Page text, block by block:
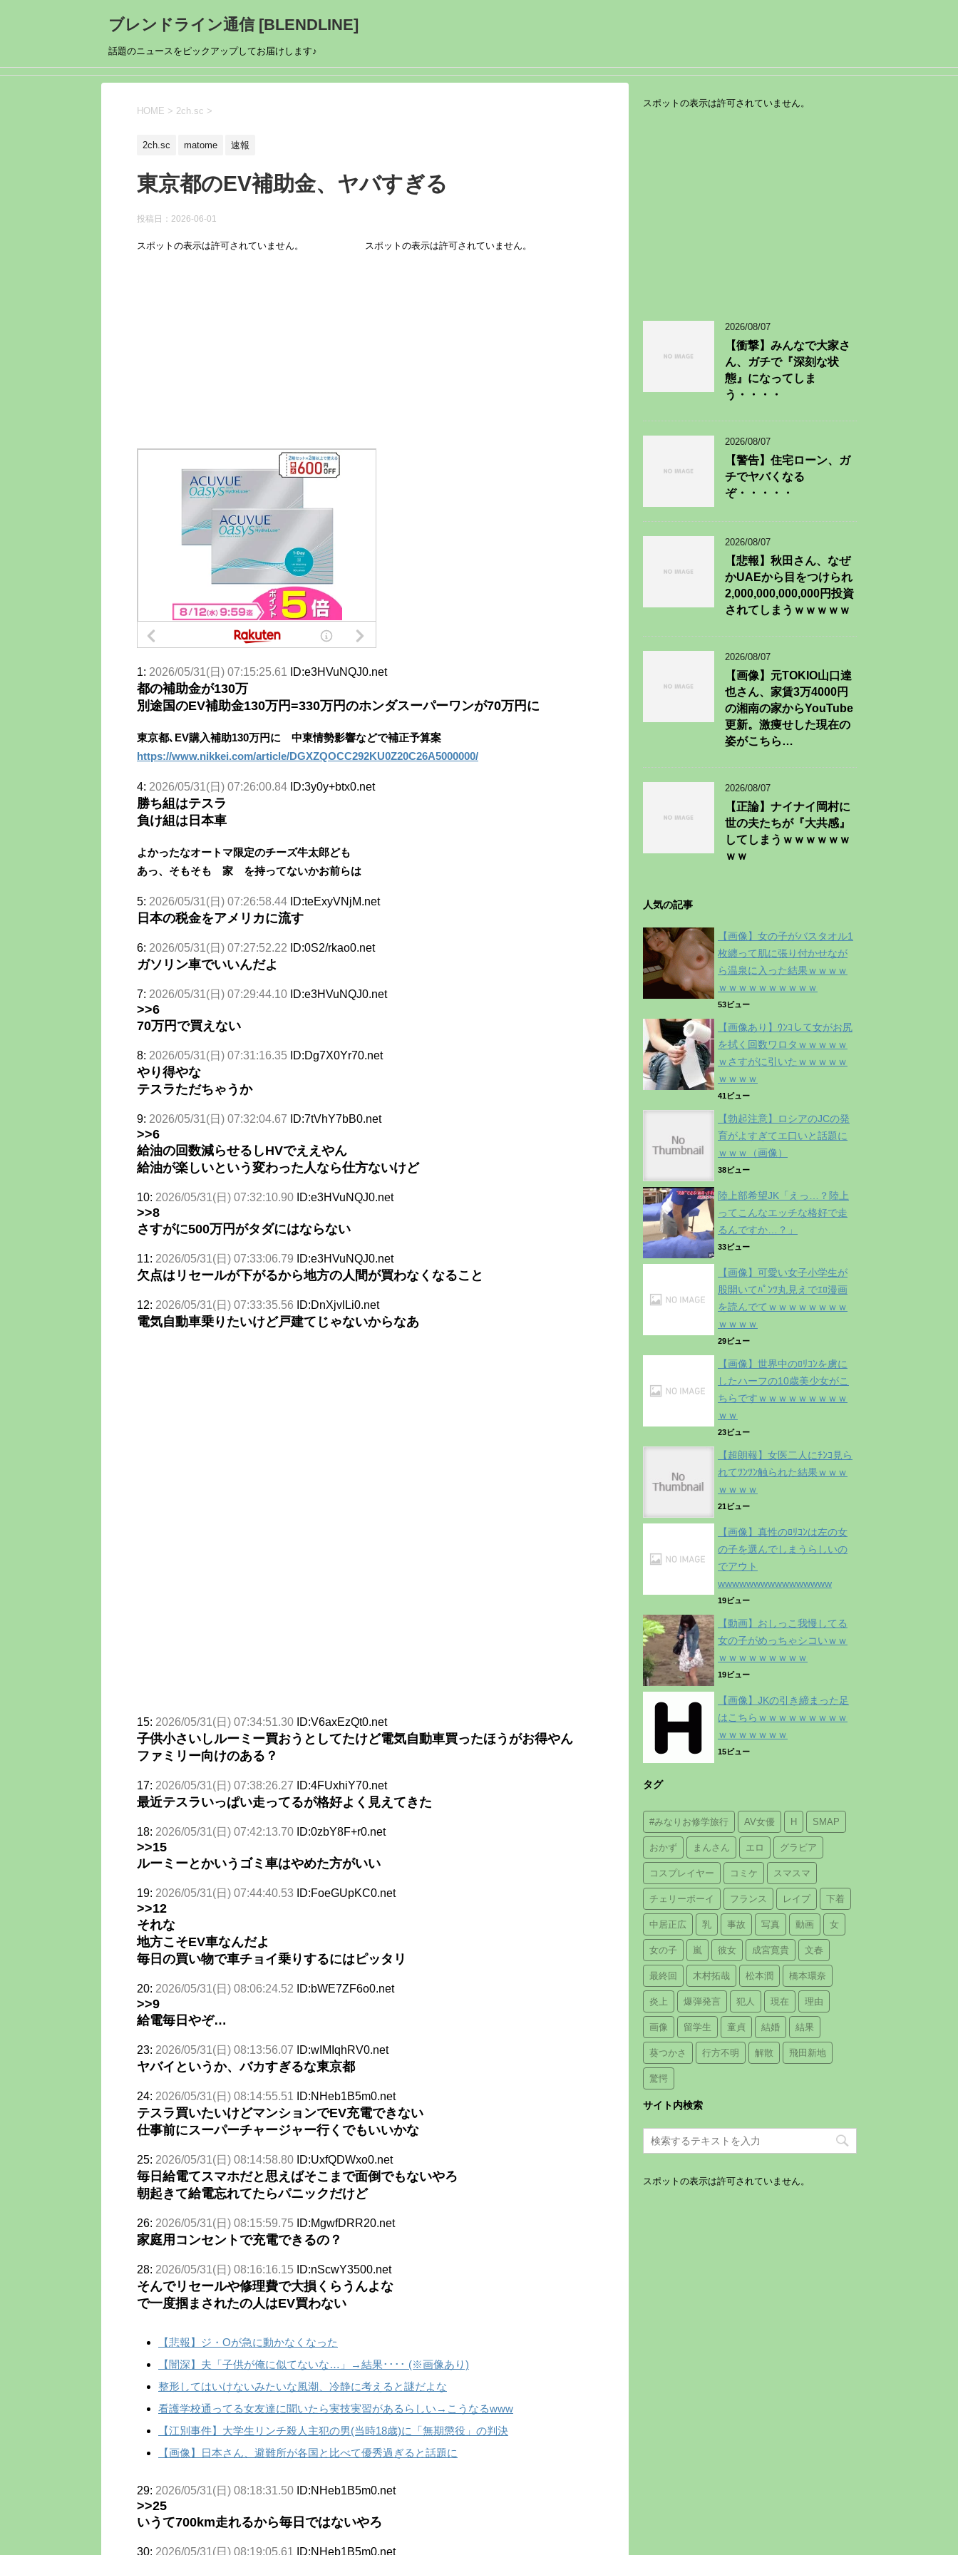
ブレンドライン通信 [BLENDLINE]
話題のニュースをピックアップしてお届けします♪
HOME > 2ch.sc >
2ch.sc matome 速報
東京都のEV補助金、ヤバすぎる
投稿日： 2026-06-01
1: 2026/05/31(日) 07:15:25.61 ID:e3HVuNQJ0.net
都の補助金が130万
別途国のEV補助金130万円=330万円のホンダスーパーワンが70万円に
東京都､EV購入補助130万円に 中東情勢影響などで補正予算案
https://www.nikkei.com/article/DGXZQOCC292KU0Z20C26A5000000/
4: 2026/05/31(日) 07:26:00.84 ID:3y0y+btx0.net
勝ち組はテスラ
負け組は日本車
よかったなオートマ限定のチーズ牛太郎ども
あっ、そもそも 家 を持ってないかお前らは
5: 2026/05/31(日) 07:26:58.44 ID:teExyVNjM.net
日本の税金をアメリカに流す
6: 2026/05/31(日) 07:27:52.22 ID:0S2/rkao0.net
ガソリン車でいいんだよ
7: 2026/05/31(日) 07:29:44.10 ID:e3HVuNQJ0.net
>>6
70万円で買えない
8: 2026/05/31(日) 07:31:16.35 ID:Dg7X0Yr70.net
やり得やな
テスラただちゃうか
9: 2026/05/31(日) 07:32:04.67 ID:7tVhY7bB0.net
>>6
給油の回数減らせるしHVでええやん
給油が楽しいという変わった人なら仕方ないけど
10: 2026/05/31(日) 07:32:10.90 ID:e3HVuNQJ0.net
>>8
さすがに500万円がタダにはならない
11: 2026/05/31(日) 07:33:06.79 ID:e3HVuNQJ0.net
欠点はリセールが下がるから地方の人間が買わなくなること
12: 2026/05/31(日) 07:33:35.56 ID:DnXjvlLi0.net
電気自動車乗りたいけど戸建てじゃないからなあ
15: 2026/05/31(日) 07:34:51.30 ID:V6axEzQt0.net
子供小さいしルーミー買おうとしてたけど電気自動車買ったほうがお得やん
ファミリー向けのある？
17: 2026/05/31(日) 07:38:26.27 ID:4FUxhiY70.net
最近テスラいっぱい走ってるが格好よく見えてきた
18: 2026/05/31(日) 07:42:13.70 ID:0zbY8F+r0.net
>>15
ルーミーとかいうゴミ車はやめた方がいい
19: 2026/05/31(日) 07:44:40.53 ID:FoeGUpKC0.net
>>12
それな
地方こそEV車なんだよ
毎日の買い物で車チョイ乗りするにはピッタリ
20: 2026/05/31(日) 08:06:24.52 ID:bWE7ZF6o0.net
>>9
給電毎日やぞ…
23: 2026/05/31(日) 08:13:56.07 ID:wIMIqhRV0.net
ヤバイというか、バカすぎるな東京都
24: 2026/05/31(日) 08:14:55.51 ID:NHeb1B5m0.net
テスラ買いたいけどマンションでEV充電できない
仕事前にスーパーチャージャー行くでもいいかな
25: 2026/05/31(日) 08:14:58.80 ID:UxfQDWxo0.net
毎日給電てスマホだと思えばそこまで面倒でもないやろ
朝起きて給電忘れてたらパニックだけど
26: 2026/05/31(日) 08:15:59.75 ID:MgwfDRR20.net
家庭用コンセントで充電できるの？
28: 2026/05/31(日) 08:16:16.15 ID:nScwY3500.net
そんでリセールや修理費で大損くらうんよな
で一度掴まされたの人はEV買わない
【悲報】ジ・Oが急に動かなくなった
【闇深】夫「子供が俺に似てないな…」→結果････ (※画像あり)
整形してはいけないみたいな風潮、冷静に考えると謎だよな
看護学校通ってる女友達に聞いたら実技実習があるらしい→こうなるwww
【江別事件】大学生リンチ殺人主犯の男(当時18歳)に「無期懲役」の判決
【画像】日本さん、避難所が各国と比べて優秀過ぎると話題に
29: 2026/05/31(日) 08:18:31.50 ID:NHeb1B5m0.net
>>25
いうて700km走れるから毎日ではないやろ
30: 2026/05/31(日) 08:19:05.61 ID:NHeb1B5m0.net
2026/08/07
【衝撃】みんなで大家さ
ん、ガチで『深刻な状
態』になってしま
う・・・・
2026/08/07
【警告】住宅ローン、ガ
チでヤバくなる
ぞ・・・・・
2026/08/07
【悲報】秋田さん、なぜ
かUAEから目をつけられ
2,000,000,000,000円投資
されてしまうｗｗｗｗｗ
2026/08/07
【画像】元TOKIO山口達
也さん、家賃3万4000円
の湘南の家からYouTube
更新。激痩せした現在の
姿がこちら…
2026/08/07
【正論】ナイナイ岡村に
世の夫たちが『大共感』
してしまうｗｗｗｗｗｗ
ｗｗ
人気の記事
【画像】女の子がバスタオル1
枚纏って肌に張り付かせなが
ら温泉に入った結果ｗｗｗｗ
ｗｗｗｗｗｗｗｗｗｗ
53ビュー
【画像あり】ｳﾝｺして女がお尻
を拭く回数ワロタｗｗｗｗｗ
ｗさすがに引いたｗｗｗｗｗ
ｗｗｗｗ
41ビュー
【勃起注意】ロシアのJCの発
育がよすぎてエ口いと話題に
ｗｗｗ（画像）
38ビュー
陸上部希望JK「えっ…？陸上
ってこんなエッチな格好で走
るんですか…？」
33ビュー
【画像】可愛い女子小学生が
股開いてﾊﾟﾝﾂ丸見えでｴﾛ漫画
を読んでてｗｗｗｗｗｗｗｗ
ｗｗｗｗ
29ビュー
【画像】世界中のﾛﾘｺﾝを虜に
したハーフの10歳美少女がこ
ちらですｗｗｗｗｗｗｗｗｗ
ｗｗ
23ビュー
【超朗報】女医二人にﾁﾝｺ見ら
れてﾂﾝﾂﾝ触られた結果ｗｗｗ
ｗｗｗｗ
21ビュー
【画像】真性のﾛﾘｺﾝは左の女
の子を選んでしまうらしいの
でアウト
wwwwwwwwwwwwwwww
19ビュー
【動画】おしっこ我慢してる
女の子がめっちゃシコいｗｗ
ｗｗｗｗｗｗｗｗｗ
19ビュー
【画像】JKの引き締まった足
はこちらｗｗｗｗｗｗｗｗｗ
ｗｗｗｗｗｗｗ
15ビュー
タグ
#みなりお修学旅行 AV女優 H SMAP
おかず まんさん エロ グラビア
コスプレイヤー コミケ スマスマ
チェリーボーイ フランス レイプ 下着
中居正広 乳 事故 写真 動画 女
女の子 嵐 彼女 成宮寛貴 文春
最終回 木村拓哉 松本潤 橋本環奈
炎上 爆弾発言 犯人 現在 理由
画像 留学生 童貞 結婚 結果
葵つかさ 行方不明 解散 飛田新地
驚愕
サイト内検索